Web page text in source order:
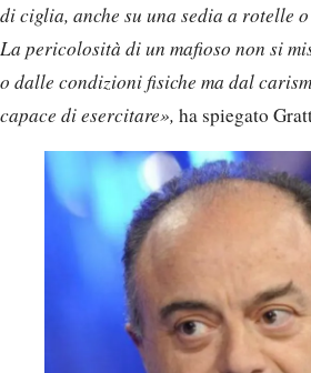
di ciglia, anche su una sedia a rotelle
La pericolosità di un mafioso non si
o dalle condizioni fisiche ma dal
capace di esercitare», ha spiegato